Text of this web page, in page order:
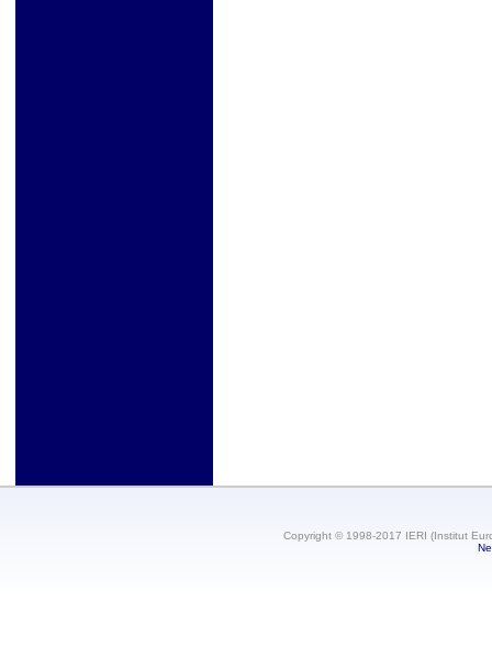
Copyright © 1998-2017 IERI (Institut